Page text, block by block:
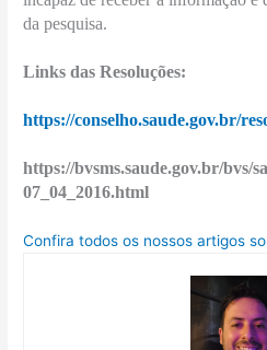
da pesquisa.
Links das Resoluções:
https://conselho.saude.gov.br/
https://bvsms.saude.gov.br/bvs/
07_04_2016.html
Confira todos os nossos artigos